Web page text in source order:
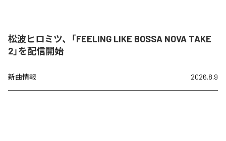
松波ヒロミツ、「FEELING LIKE BOSSA NOVA TAKE
2」を配信開始
新曲情報 2026.8.9